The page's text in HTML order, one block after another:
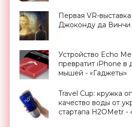
Первая VR-
Джоконду да Винчи
Устройство Echo
превратит iPhone в
мышей - «Гаджеты»
Travel Cup: кружка
качество воды от
стартапа H2OMetr -